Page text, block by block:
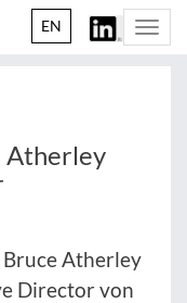
EN
Atherley
Atherley
Director von